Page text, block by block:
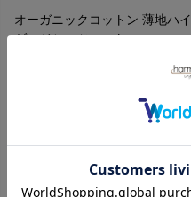
オーガニックコットン 薄地ハイ
ゲージシャツコート